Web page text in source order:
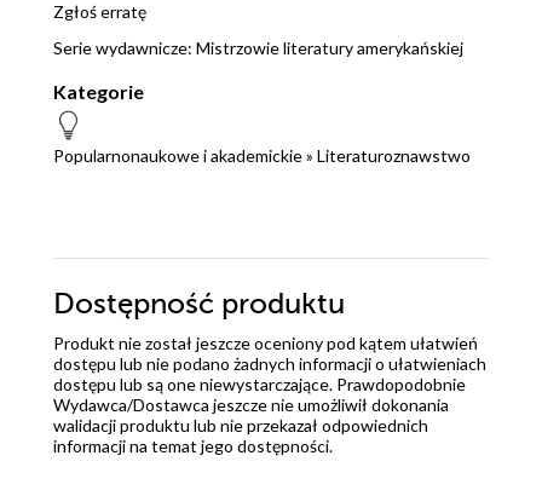
Zgłoś erratę
Serie wydawnicze: Mistrzowie literatury amerykańskiej
Kategorie
Popularnonaukowe i akademickie» Literaturoznawstwo
Dostępność produktu
Produkt nie został jeszcze oceniony pod kątem ułatwień
dostępu lub nie podano żadnych informacji o ułatwieniach
dostępu lub są one niewystarczające. Prawdopodobnie
Wydawca/Dostawca jeszcze nie umożliwił dokonania
walidacji produktu lub nie przekazał odpowiednich
informacji na temat jego dostępności.